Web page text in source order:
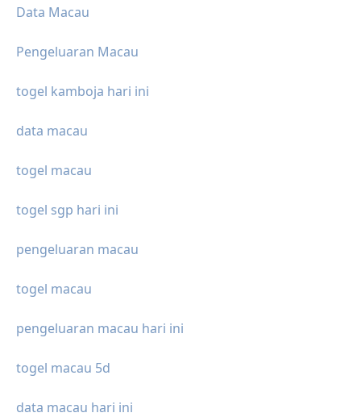
Data Macau
Pengeluaran Macau
togel kamboja hari ini
data macau
togel macau
togel sgp hari ini
pengeluaran macau
togel macau
pengeluaran macau hari ini
togel macau 5d
data macau hari ini